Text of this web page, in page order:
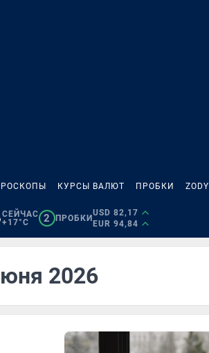
КУРСЫ ВАЛЮТ ПРОБКИ ZODY
СЕЙЧАС
+17°C
2 ПРОБКИ
USD 82,17
EUR 94,84
2026